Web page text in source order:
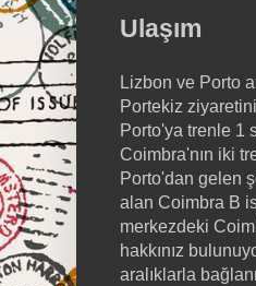
Ulaşım
Lizbon ve Porto
Portekiz
Porto'ya trenle 1
Coimbra'nın iki
Porto'dan gelen
alan Coimbra B
merkezdeki
hakkınız
aralıklarla